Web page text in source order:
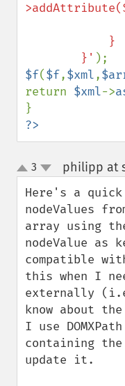
        }'
$f($f,$xml,
return $xml->
?>
up
down
3 philipp at
Here's a quick
nodeValues
array using
nodeValue as
compatible
this when I
externally
know about
I use
containing
update it.